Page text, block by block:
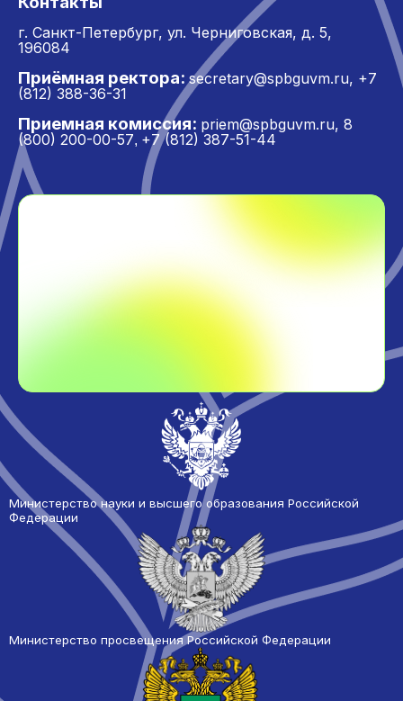
г. Санкт-Петербург, ул. Черниговская, д. 5,
196084
Приёмная ректора: secretary@spbguvm.ru, +7
(812) 388-36-31
Приемная комиссия: priem@spbguvm.ru, 8
(800) 200-00-57, +7 (812) 387-51-44
Министерство науки и высшего образования Российской
Федерации
Министерство просвещения Российской Федерации